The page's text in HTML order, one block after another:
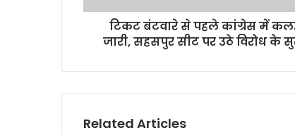
सहसपुर
विरोध
टिकट बंटवारे से पहले कांग्रेस में
जारी, सहसपुर सीट पर उठे विरोध के
Related Articles